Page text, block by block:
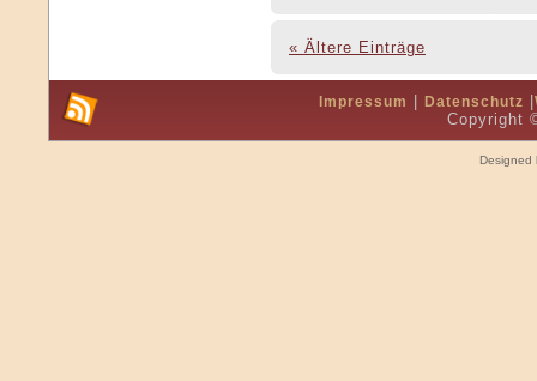
« Ältere Einträge
Impressum Datenschutz
Copyright
Designed